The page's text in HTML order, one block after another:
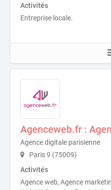
Activités
Entreprise locale.
Agenceweb.fr :
Agence digitale parisienne
Paris 9 (75009)
Activités
Agence web, Agence